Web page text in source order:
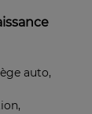
auto,